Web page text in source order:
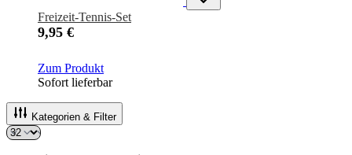
Freizeit-Tennis-Set
9,95 €
Zum Produkt
Sofort lieferbar
Kategorien & Filter